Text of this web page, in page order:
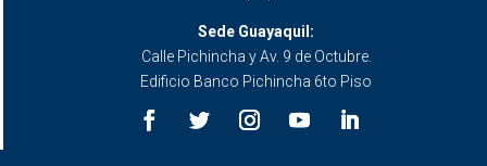
Sede Guayaquil:
Calle Pichincha y Av. 9 de Octubre.
Edificio Banco Pichincha 6to Piso